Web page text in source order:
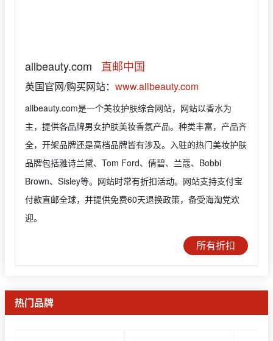
allbeauty.com 直邮中国
英国官网/购买网站： www.allbeauty.com
allbeauty.com是一个美妆护肤综合网站，网站以香水为
主，提供各品牌男女护肤美妆香氛产品。种类丰富，产品齐
全，开架品牌还是高档品牌皆有涉及。入驻的热门美妆护肤
品牌包括雅诗兰黛、Tom Ford、倩碧、兰蔻、Bobbi
Brown、Sisley等。网站时常有折扣活动。网站支持支付宝
付款直邮全球，并提供免费60天退换政策，备受海淘党欢
迎。
所有折扣
热门品牌